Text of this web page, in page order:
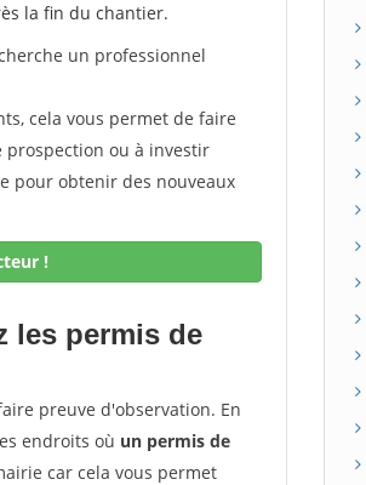
la fin du chantier.
un professionnel
cela vous permet de faire
prospection ou à investir
pour obtenir des nouveaux
!
les permis de
preuve d'observation. En
endroits où un permis de
car cela vous permet